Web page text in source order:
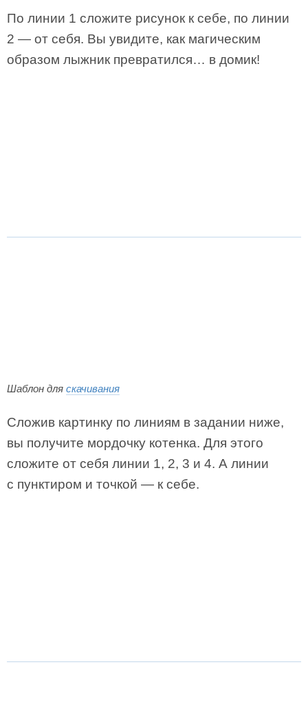
По линии 1 сложите рисунок к себе, по линии
2 — от себя. Вы увидите, как магическим
образом лыжник превратился… в домик!
Шаблон для скачивания
Сложив картинку по линиям в задании ниже,
вы получите мордочку котенка. Для этого
сложите от себя линии 1, 2, 3 и 4. А линии
с пунктиром и точкой — к себе.